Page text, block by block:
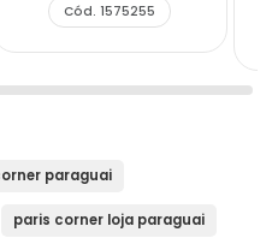
Cód. 1575255
paraguai
paris corner loja paraguai